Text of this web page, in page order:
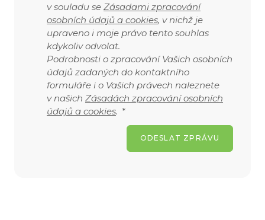
v souladu se Zásadami zpracování
osobních údajů a cookies, v nichž je
upraveno i moje právo tento souhlas
kdykoliv odvolat.
Podrobnosti o zpracování Vašich osobních
údajů zadaných do kontaktního
formuláře i o Vašich právech naleznete
v našich Zásadách zpracování osobních
údajů a cookies. *
ODESLAT ZPRÁVU